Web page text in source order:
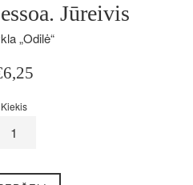
Jūreivis
„Odilė“
Kiekis